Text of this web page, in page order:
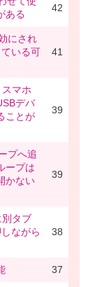
ある
42
にされ
いる可
41
マホ
デバ
ことが
39
プへ追
ープは
かない
39
タブ
ながら
38
37